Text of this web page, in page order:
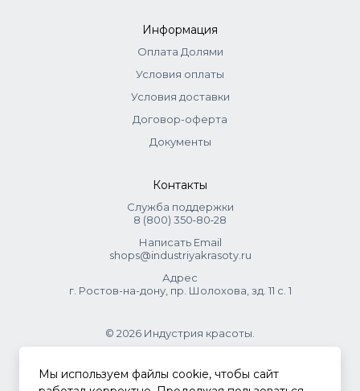
Информация
Оплата Долями
Условия оплаты
Условия доставки
Договор-оферта
Документы
Контакты
Служба поддержки
8 (800) 350‑80‑28
Написать Email
shops@industriyakrasoty.ru
Адрес
г. Ростов-на-дону, пр. Шолохова, зд. 11 с. 1
© 2026 Индустрия красоты.
.
Мы используем файлы cookie, чтобы сайт